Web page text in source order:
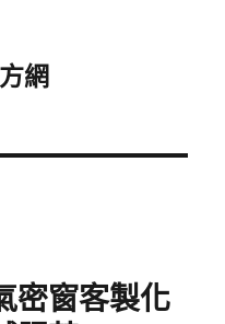
網
密窗客製化